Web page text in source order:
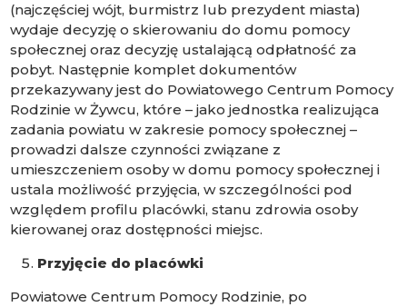
(najczęściej wójt, burmistrz lub prezydent miasta)
wydaje decyzję o skierowaniu do domu pomocy
społecznej oraz decyzję ustalającą odpłatność za
pobyt. Następnie komplet dokumentów
przekazywany jest do Powiatowego Centrum Pomocy
Rodzinie w Żywcu, które – jako jednostka realizująca
zadania powiatu w zakresie pomocy społecznej –
prowadzi dalsze czynności związane z
umieszczeniem osoby w domu pomocy społecznej i
ustala możliwość przyjęcia, w szczególności pod
względem profilu placówki, stanu zdrowia osoby
kierowanej oraz dostępności miejsc.
Przyjęcie do placówki
Powiatowe Centrum Pomocy Rodzinie, po